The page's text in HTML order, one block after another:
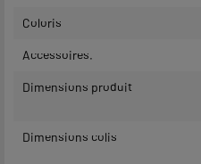
Coloris
Accessoires.
Dimensions produit
Dimensions colis